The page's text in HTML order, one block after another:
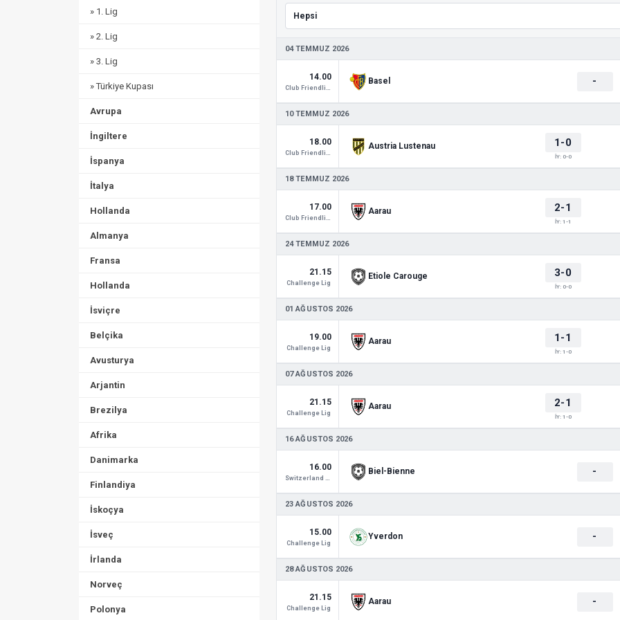
» 1. Lig
» 2. Lig
» 3. Lig
» Türkiye Kupası
Avrupa
İngiltere
İspanya
İtalya
Hollanda
Almanya
Fransa
Hollanda
İsviçre
Belçika
Avusturya
Arjantin
Brezilya
Afrika
Danimarka
Finlandiya
İskoçya
İsveç
İrlanda
Norveç
Polonya
04 TEMMUZ 2026
14.00 Basel -
10 TEMMUZ 2026
18.00 Austria Lustenau 1-0
İY: 0-0
18 TEMMUZ 2026
17.00 Aarau 2-1
İY: 1-1
24 TEMMUZ 2026
21.15
Challenge Lig
Etiole Carouge 3-0
İY: 0-0
01 AĞUSTOS 2026
19.00
Challenge Lig
Aarau 1-1
İY: 1-0
07 AĞUSTOS 2026
21.15
Challenge Lig
Aarau 2-1
İY: 1-0
16 AĞUSTOS 2026
16.00 Biel-Bienne -
23 AĞUSTOS 2026
15.00
Challenge Lig
Yverdon -
28 AĞUSTOS 2026
21.15
Challenge Lig
Aarau -